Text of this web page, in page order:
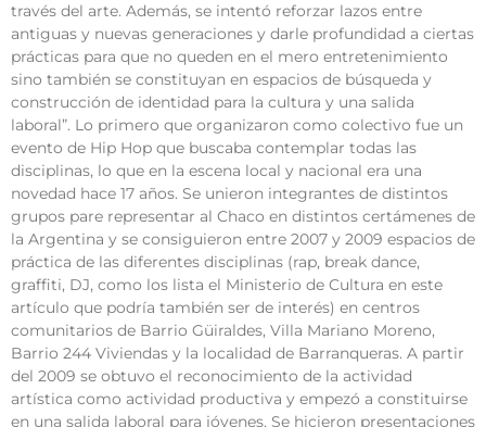
través del arte. Además, se intentó reforzar lazos entre
antiguas y nuevas generaciones y darle profundidad a ciertas
prácticas para que no queden en el mero entretenimiento
sino también se constituyan en espacios de búsqueda y
construcción de identidad para la cultura y una salida
laboral”. Lo primero que organizaron como colectivo fue un
evento de Hip Hop que buscaba contemplar todas las
disciplinas, lo que en la escena local y nacional era una
novedad hace 17 años. Se unieron integrantes de distintos
grupos pare representar al Chaco en distintos certámenes de
la Argentina y se consiguieron entre 2007 y 2009 espacios de
práctica de las diferentes disciplinas (rap, break dance,
graffiti, DJ, como los lista el Ministerio de Cultura en este
artículo que podría también ser de interés) en centros
comunitarios de Barrio Güiraldes, Villa Mariano Moreno,
Barrio 244 Viviendas y la localidad de Barranqueras. A partir
del 2009 se obtuvo el reconocimiento de la actividad
artística como actividad productiva y empezó a constituirse
en una salida laboral para jóvenes. Se hicieron presentaciones